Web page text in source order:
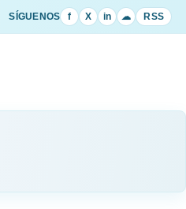
SÍGUENOS f X in ☁ RSS